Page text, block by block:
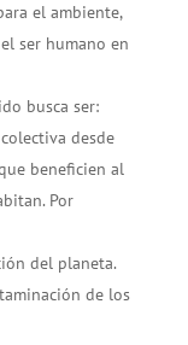
el ambiente,
ser humano en
busca ser:
desde
beneficien al
Por
del planeta.
de los